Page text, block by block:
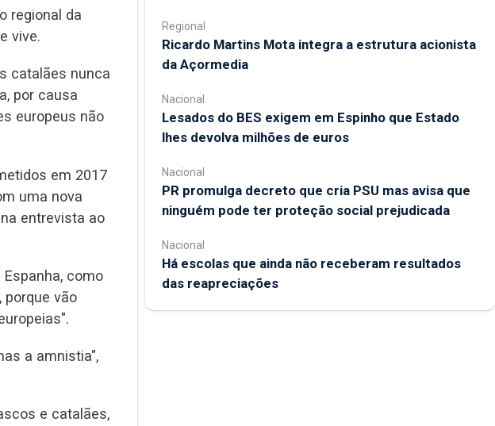
regional da
vive.
catalães nunca
por causa
europeus não
em 2017
uma nova
entrevista ao
como
porque vão
a amnistia",
e catalães,
Regional
Ricardo Martins Mota integra a estrutura acionista
da Açormedia
Nacional
Lesados do BES exigem em Espinho que Estado
lhes devolva milhões de euros
Nacional
PR promulga decreto que cria PSU mas avisa que
ninguém pode ter proteção social prejudicada
Nacional
Há escolas que ainda não receberam resultados
das reapreciações